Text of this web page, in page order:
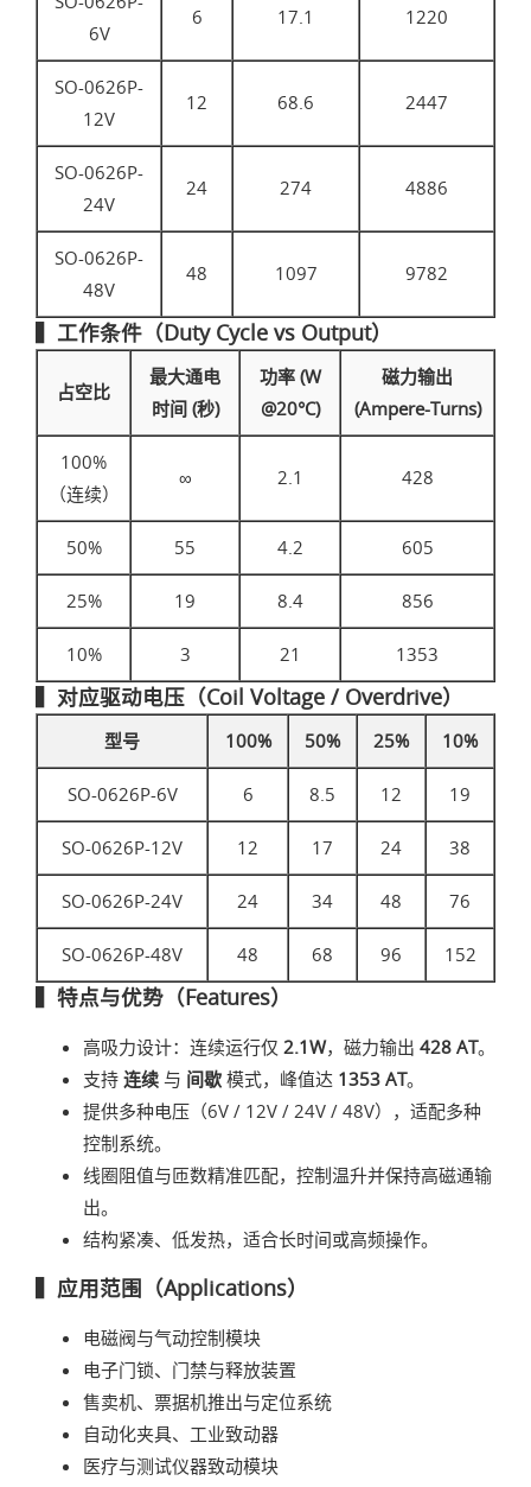
6V
6 17.1 1220
SO-0626P-
12V
12 68.6 2447
SO-0626P-
24V
24 274 4886
SO-0626P-
48V
48 1097 9782
▍工作条件（Duty Cycle vs Output）
占空比
最大通电
时间 (秒)
功率 (W
@20°C)
磁力输出
(Ampere-Turns)
100%
（连续）
∞ 2.1 428
50% 55 4.2 605
25% 19 8.4 856
10% 3 21 1353
▍对应驱动电压（Coil Voltage / Overdrive）
型号 100% 50% 25% 10%
SO-0626P-6V 6 8.5 12 19
SO-0626P-12V 12 17 24 38
SO-0626P-24V 24 34 48 76
SO-0626P-48V 48 68 96 152
▍特点与优势（Features）
高吸力设计：连续运行仅 2.1W，磁力输出 428 AT。
支持 连续 与 间歇 模式，峰值达 1353 AT。
提供多种电压（6V / 12V / 24V / 48V），适配多种
控制系统。
线圈阻值与匝数精准匹配，控制温升并保持高磁通输
出。
结构紧凑、低发热，适合长时间或高频操作。
▍应用范围（Applications）
电磁阀与气动控制模块
电子门锁、门禁与释放装置
售卖机、票据机推出与定位系统
自动化夹具、工业致动器
医疗与测试仪器致动模块